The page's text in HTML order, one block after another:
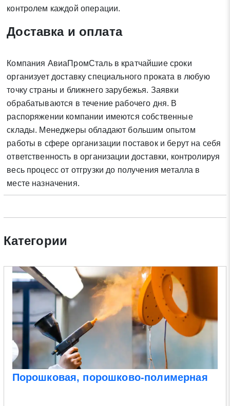
контролем каждой операции.
Доставка и оплата
Компания АвиаПромСталь в кратчайшие сроки
организует доставку специального проката в любую
точку страны и ближнего зарубежья. Заявки
обрабатываются в течение рабочего дня. В
распоряжении компании имеются собственные
склады. Менеджеры обладают большим опытом
работы в сфере организации поставок и берут на себя
ответственность в организации доставки, контролируя
весь процесс от отгрузки до получения металла в
месте назначения.
Категории
Порошковая, порошково-полимерная
* - обязательные поля для заполнения
Отправить заявку
Нажимая на кнопку «Отправить заявку» Вы даете согласие
на обработку своих персональных данных в соответствии со
статьей 9 Федерального закона от 27 июля 2006 г. N 152-ФЗ
«О персональных данных», а также соглашаетесь на
информационную рассылку по средством e-mail или СМС